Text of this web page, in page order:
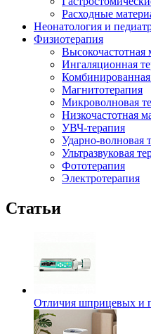
Расходные
Неонатология и
Физиотерапия
Высокочастотная
Ингаляционная
Комбинированная
Магнитотерапия
Микроволновая
Низкочастотная
УВЧ-терапия
Ударно-волновая
Ультразвуковая
Фототерапия
Электротерапия
Статьи
Отличия шприцевых и